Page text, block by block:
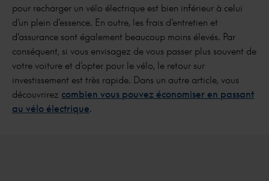
pour recharger un vélo électrique est bien inférieur à celui
d’un plein d’essence. En outre, les frais d’entretien et
d’assurance sont également beaucoup moins élevés. Par
conséquent, si vous envisagez de vous passer plus souvent de
votre voiture et d’opter pour le vélo, le retour sur
investissement est très rapide. Dans un autre article, vous
découvrirez combien vous pouvez économiser en passant
au vélo électrique.